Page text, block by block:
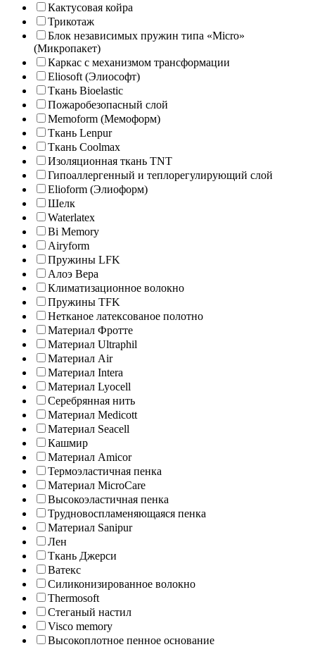
Кактусовая койра
Трикотаж
Блок независимых пружин типа «Micro»
(Микропакет)
Каркас с механизмом трансформации
Eliosoft (Элиософт)
Ткань Bioelastic
Пожаробезопасный слой
Memoform (Мемоформ)
Ткань Lenpur
Ткань Coolmax
Изоляционная ткань TNT
Гипоаллергенный и теплорегулирующий слой
Elioform (Элиоформ)
Шелк
Waterlatex
Bi Memory
Airyform
Пружины LFK
Алоэ Вера
Климатизационное волокно
Пружины TFK
Нетканое латексованое полотно
Материал Фротте
Материал Ultraphil
Материал Air
Материал Intera
Материал Lyocell
Серебрянная нить
Материал Medicott
Материал Seacell
Кашмир
Материал Amicor
Термоэластичная пенка
Материал MicroCare
Высокоэластичная пенка
Трудновоспламеняющаяся пенка
Материал Sanipur
Лен
Ткань Джерси
Ватекс
Силиконизированное волокно
Thermosoft
Стеганый настил
Visco memory
Высокоплотное пенное основание